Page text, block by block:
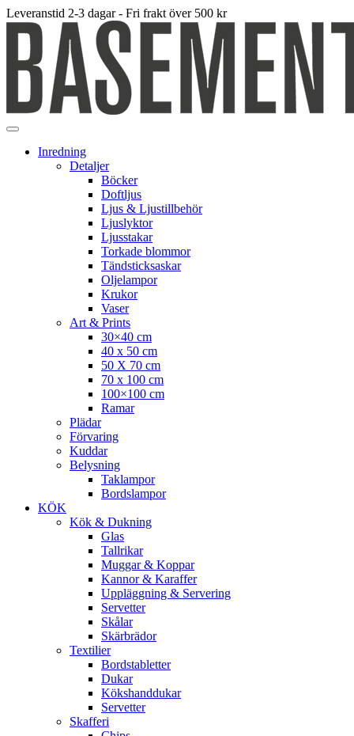
Leveranstid 2-3 dagar - Fri frakt över 500 kr
Inredning
Detaljer
Böcker
Doftljus
Ljus & Ljustillbehör
Ljuslyktor
Ljusstakar
Torkade blommor
Tändsticksaskar
Oljelampor
Krukor
Vaser
Art & Prints
30×40 cm
40 x 50 cm
50 X 70 cm
70 x 100 cm
100×100 cm
Ramar
Plädar
Förvaring
Kuddar
Belysning
Taklampor
Bordslampor
KÖK
Kök & Dukning
Glas
Tallrikar
Muggar & Koppar
Kannor & Karaffer
Uppläggning & Servering
Servetter
Skålar
Skärbrädor
Textilier
Bordstabletter
Dukar
Kökshanddukar
Servetter
Skafferi